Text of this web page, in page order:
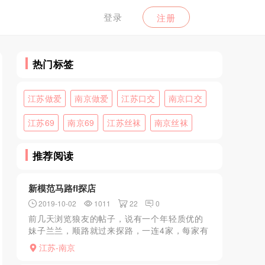
登录 注册
热门标签
江苏做爱 南京做爱 江苏口交 南京口交
江苏69 南京69 江苏丝袜 南京丝袜
推荐阅读
新模范马路fl探店
2019-10-02 1011 22 0
前几天浏览狼友的帖子，说有一个年轻质优的
妹子兰兰，顺路就过来探路，一连4家，每家有
几个，感觉最前面一家质量高点，没多挑，跟
一个进入后面单间，有灯光一看不太喜欢的
江苏-南京